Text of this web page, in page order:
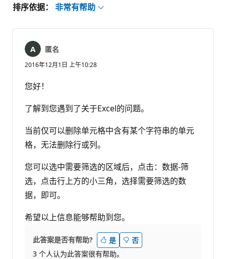
排序依据： 非常有帮助
匿名
2016年12月1日 上午10:28
您好！
了解到您遇到了关于Excel的问题。
当前仅可以删除单元格中含有某个字符串的单元
格，无法删除行或列。
您可以选中需要筛选的区域后，点击：数据-筛
选，点击行上方的小三角，选择需要筛选的数
据，即可。
希望以上信息能够帮助到您。
此答案是否有帮助? 是
否
3 个人认为此答案很有帮助。